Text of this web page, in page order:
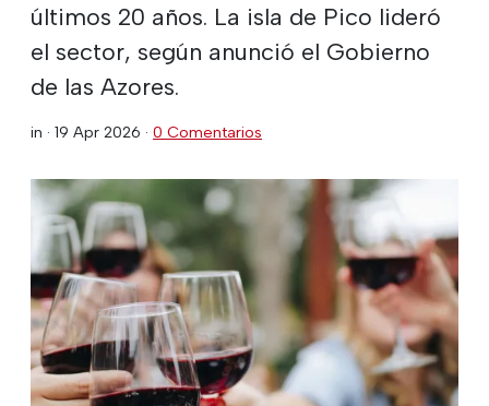
últimos 20 años. La isla de Pico lideró
el sector, según anunció el Gobierno
de las Azores.
in · 19 Apr 2026 · 0 Comentarios